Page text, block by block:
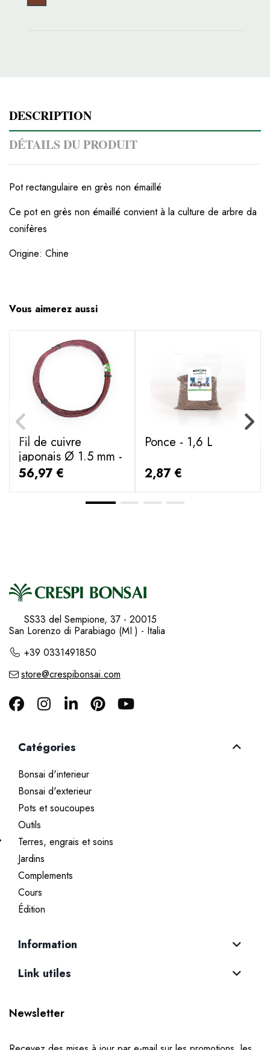
DESCRIPTION
DÉTAILS DU PRODUIT
Pot rectangulaire en grès non émaillé
Ce pot en grès non émaillé convient à la culture de arbre da
conifères
Origine: Chine
Vous aimerez aussi
Fil de cuivre
japonais Ø 1.5 mm -
1000 g
56,97 €
Ponce - 1,6 L
2,87 €
SS33 del Sempione, 37 - 20015
San Lorenzo di Parabiago (MI ) - Italia
+39 0331491850
store@crespibonsai.com
Catégories
Bonsai d'interieur
Bonsai d'exterieur
Pots et soucoupes
Outils
Terres, engrais et soins
Jardins
Complements
Cours
Édition
Information
Link utiles
Newsletter